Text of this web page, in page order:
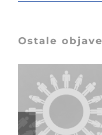
Ostale objave